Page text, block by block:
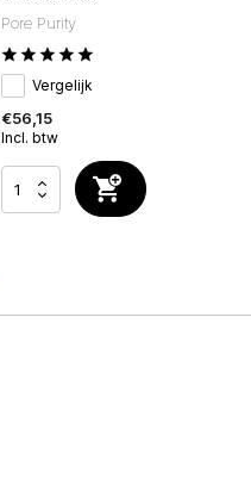
Pore Purity
Vergelijk
€56,15
Incl. btw